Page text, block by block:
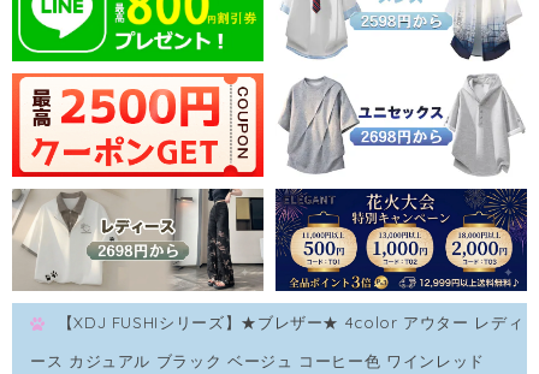
【XDJ FUSHIシリーズ】★ブレザー★ 4color アウター レディ
ース カジュアル ブラック ベージュ コーヒー色 ワインレッド